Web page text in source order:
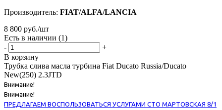
Производитель: FIAT/ALFA/LANCIA
8 800 руб./шт
Есть в наличии (1)
-
+
В корзину
Трубка слива масла турбина Fiat Ducato Russia/Ducato
New(250) 2.3JTD
Внимание!
Внимание!
ПРЕДЛАГАЕМ ВОСПОЛЬЗОВАТЬСЯ УСЛУГАМИ СТО МАРТОВСКАЯ 8/1